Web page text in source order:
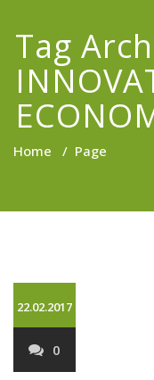
Tag
Home / Page
22.02.2017
0